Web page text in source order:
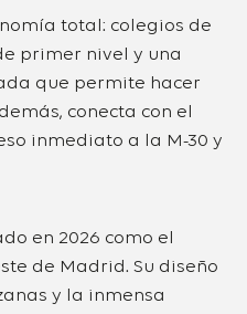
total: colegios de
primer nivel y una
que permite hacer
conecta con el
inmediato a la M-30 y
en 2026 como el
de Madrid. Su diseño
y la inmensa